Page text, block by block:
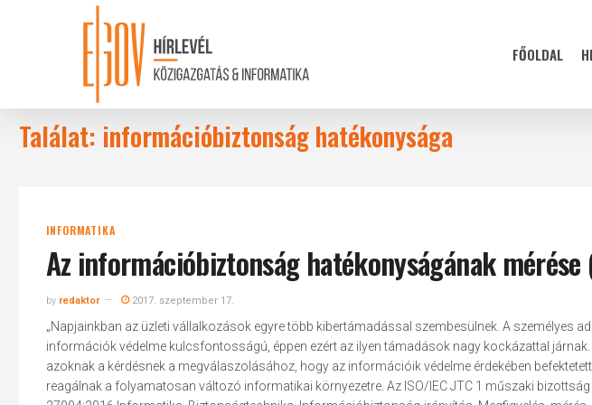
FŐOLDAL
Találat: információbiztonság hatékonysága
INFORMATIKA
Az információbiztonság hatékonyságának
by redaktor 2017. szeptember 17.
„Napjainkban az üzleti vállalkozások egyre több kibertámadással szembesülnek. A személyes
információk védelme kulcsfontosságú, éppen ezért az ilyen támadások nagy kockázattal
azoknak a kérdésnek a megválaszolásához, hogy az információik védelme érdekében
reagálnak a folyamatosan változó informatikai környezetre. Az ISO/IEC JTC 1 műszaki bizottság